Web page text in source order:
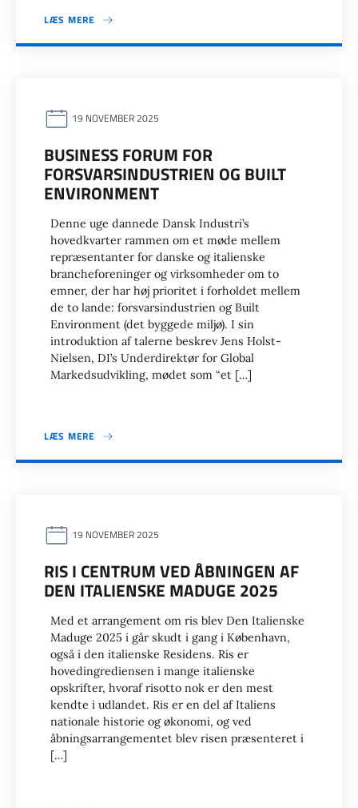
LÆS MERE
19 NOVEMBER 2025
BUSINESS FORUM FOR
FORSVARSINDUSTRIEN OG BUILT
ENVIRONMENT
Denne uge dannede Dansk Industri’s
hovedkvarter rammen om et møde mellem
repræsentanter for danske og italienske
brancheforeninger og virksomheder om to
emner, der har høj prioritet i forholdet mellem
de to lande: forsvarsindustrien og Built
Environment (det byggede miljø). I sin
introduktion af talerne beskrev Jens Holst-
Nielsen, DI’s Underdirektør for Global
Markedsudvikling, mødet som “et […]
LÆS MERE
19 NOVEMBER 2025
RIS I CENTRUM VED ÅBNINGEN AF
DEN ITALIENSKE MADUGE 2025
Med et arrangement om ris blev Den Italienske
Maduge 2025 i går skudt i gang i København,
også i den italienske Residens. Ris er
hovedingrediensen i mange italienske
opskrifter, hvoraf risotto nok er den mest
kendte i udlandet. Ris er en del af Italiens
nationale historie og økonomi, og ved
åbningsarrangementet blev risen præsenteret i
[…]